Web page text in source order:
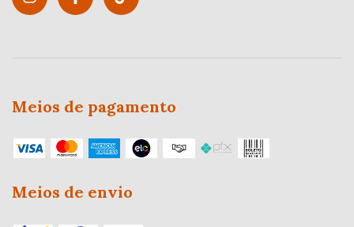
Meios de pagamento
Meios de envio